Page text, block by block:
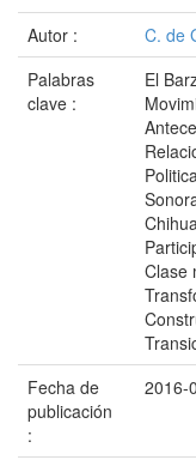
Autor :
C. de
Palabras
clave :
El
Clase
Fecha de
publicación
:
2016-